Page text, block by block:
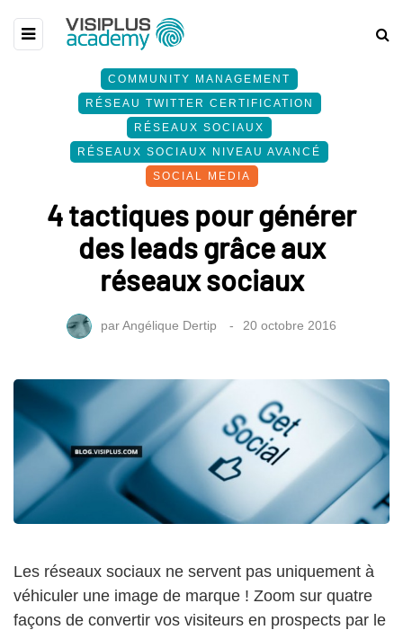
COMMUNITY MANAGEMENT
RÉSEAU TWITTER CERTIFICATION
RÉSEAUX SOCIAUX
RÉSEAUX SOCIAUX NIVEAU AVANCÉ
SOCIAL MEDIA
4 tactiques pour générer
des leads grâce aux
réseaux sociaux
parAngélique Dertip 20 octobre 2016
Les réseaux sociaux ne servent pas uniquement à
véhiculer une image de marque ! Zoom sur quatre
façons de convertir vos visiteurs en prospects par le